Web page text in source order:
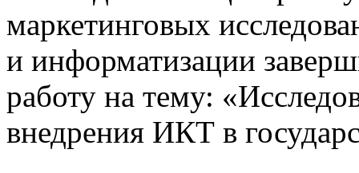
маркетинговых
и информатизации
работу на тему:
внедрения ИКТ в